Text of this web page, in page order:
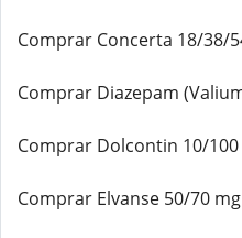
Comprar Concerta 18/38/
Comprar Diazepam
Comprar Dolcontin 10/
Comprar Elvanse 50/70